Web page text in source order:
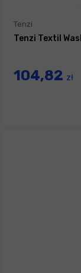
Tenzi
Tenzi Textil
104,82 zł